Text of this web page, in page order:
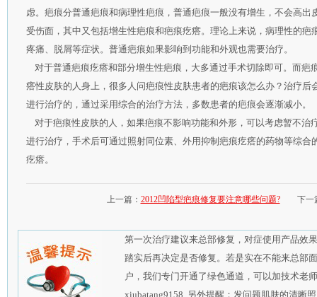
虑。疤痕分普通疤痕和病理性疤痕，普通疤痕一般没有增生，不会高
受伤面，其中又包括增生性疤痕和疤痕疙瘩。理论上来说，病理性的
疼痛、脱屑等症状。普通疤痕如果影响到功能和外观也需要治疗。
对于普通疤痕疙瘩和部分增生性疤痕，大多通过手术切除即可。而疤
瘩性皮肤的人身上，很多人问疤痕性皮肤患者的疤痕该怎么办？治疗
进行治疗的，通过采用综合的治疗方法，多数患者的疤痕会逐渐减小。
对于疤痕性皮肤的人，如果疤痕不影响功能和外形，可以考虑暂不治
进行治疗，手术后可通过照射同位素、外用抑制疤痕疙瘩的药物等综
疙瘩。
上一篇： 2012凹陷型疤痕修复要注意哪些问题?下一
第一次治疗建议来总部修复，对症使用产品效
踏实后再决定是否修复。若是实在不能来总部
户，我们专门开通了绿色通道，可以加技术老
xiubatang9158 另外提醒：发问题肌肤的清晰